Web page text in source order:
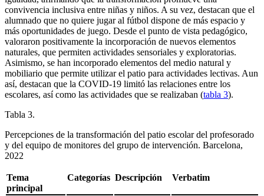
convivencia inclusiva entre niñas y niños. A su vez, destacan que el
alumnado que no quiere jugar al fútbol dispone de más espacio y
más oportunidades de juego. Desde el punto de vista pedagógico,
valoraron positivamente la incorporación de nuevos elementos
naturales, que permiten actividades sensoriales y exploratorias.
Asimismo, se han incorporado elementos del medio natural y
mobiliario que permite utilizar el patio para actividades lectivas. Aun
así, destacan que la COVID-19 limitó las relaciones entre los
escolares, así como las actividades que se realizaban (tabla 3).
Tabla 3.
Percepciones de la transformación del patio escolar del profesorado
y del equipo de monitores del grupo de intervención. Barcelona,
2022
Tema
principal
Categorías Descripción Verbatim